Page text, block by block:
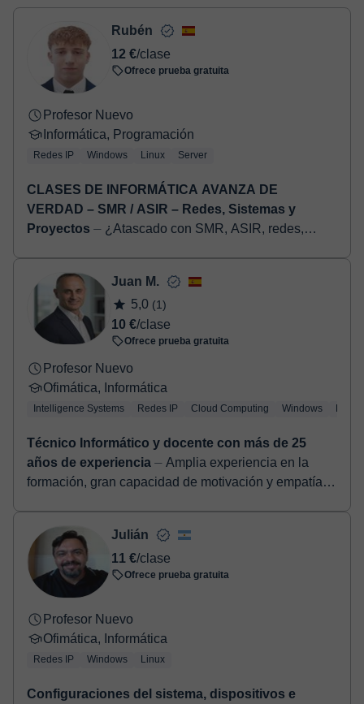
Una vez realices el pago de la clase, recibirás un e-mail de
confirmación de la reserva.
Rubén
12 €/clase
Ofrece prueba gratuita
Profesor Nuevo
Informática, Programación
Redes IP Windows Linux Server
CLASES DE INFORMÁTICA AVANZA DE
VERDAD – SMR / ASIR – Redes, Sistemas y
Proyectos ⏤ ¿Atascado con SMR, ASIR, redes,
Martos. En 2025 me...
Juan M.
5,0 (1)
10 €/clase
Ofrece prueba gratuita
Profesor Nuevo
Ofimática, Informática
Intelligence Systems Redes IP Cloud Computing Windows
Técnico Informático y docente con más de 25
años de experiencia ⏤ Amplia experiencia en la
formación, gran capacidad de motivación y empatía,
Julián
11 €/clase
Ofrece prueba gratuita
Profesor Nuevo
Ofimática, Informática
Redes IP Windows Linux
Configuraciones del sistema, dispositivos e